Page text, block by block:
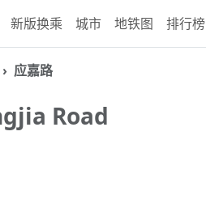
新版换乘 城市 地铁图 排行榜
应嘉路
Road